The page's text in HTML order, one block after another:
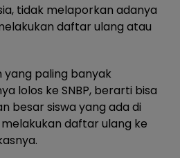
tidak melaporkan adanya
daftar ulang atau
yang paling banyak
lolos ke SNBP, berarti bisa
besar siswa yang ada di
daftar ulang ke